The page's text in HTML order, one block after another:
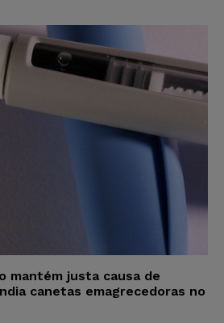
mantém justa causa de
canetas emagrecedoras no